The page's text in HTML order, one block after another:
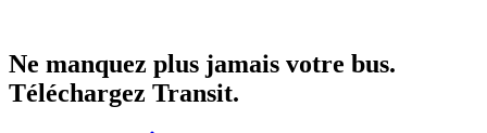
Ne manquez plus jamais votre bus.
Téléchargez Transit.